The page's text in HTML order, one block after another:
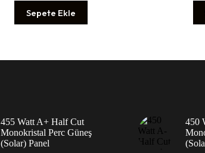
Sepete Ekle
455 Watt A+ Half Cut
Monokristal Perc Güneş
(Solar) Panel
450